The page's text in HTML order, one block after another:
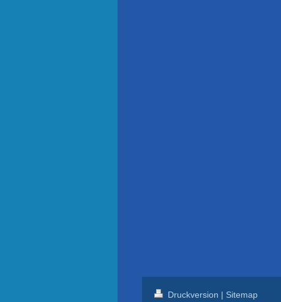
Druckversion | Sitemap